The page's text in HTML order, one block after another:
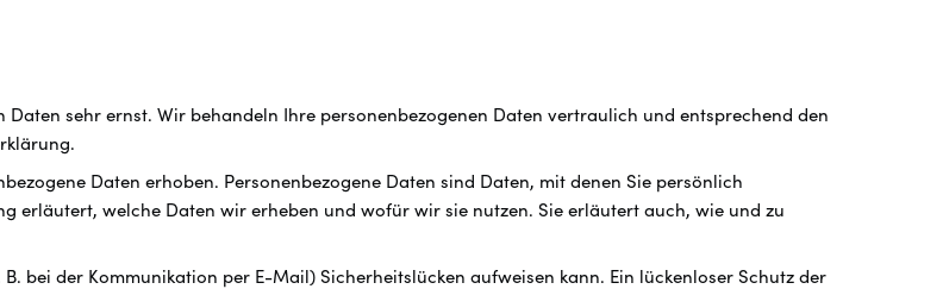
sehr ernst. Wir behandeln Ihre personenbezogenen Daten vertraulich und entsprechend den
Daten erhoben. Personenbezogene Daten sind Daten, mit denen Sie persönlich
erläutert, welche Daten wir erheben und wofür wir sie nutzen. Sie erläutert auch, wie und zu
bei der Kommunikation per E-Mail) Sicherheitslücken aufweisen kann. Ein lückenloser Schutz der